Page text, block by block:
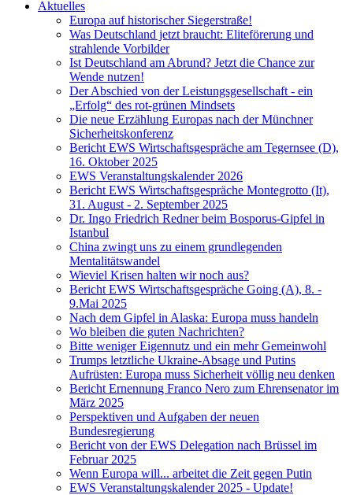
Aktuelles
Europa auf historischer Siegerstraße!
Was Deutschland jetzt braucht: Eliteförerung und
strahlende Vorbilder
Ist Deutschland am Abrund? Jetzt die Chance zur
Wende nutzen!
Der Abschied von der Leistungsgesellschaft - ein
„Erfolg“ des rot-grünen Mindsets
Die neue Erzählung Europas nach der Münchner
Sicherheitskonferenz
Bericht EWS Wirtschaftsgespräche am Tegernsee (D),
16. Oktober 2025
EWS Veranstaltungskalender 2026
Bericht EWS Wirtschaftsgespräche Montegrotto (It),
31. August - 2. September 2025
Dr. Ingo Friedrich Redner beim Bosporus-Gipfel in
Istanbul
China zwingt uns zu einem grundlegenden
Mentalitätswandel
Wieviel Krisen halten wir noch aus?
Bericht EWS Wirtschaftsgespräche Going (A), 8. -
9.Mai 2025
Nach dem Gipfel in Alaska: Europa muss handeln
Wo bleiben die guten Nachrichten?
Bitte weniger Eigennutz und ein mehr Gemeinwohl
Trumps letztliche Ukraine-Absage und Putins
Aufrüsten: Europa muss Sicherheit völlig neu denken
Bericht Ernennung Franco Nero zum Ehrensenator im
März 2025
Perspektiven und Aufgaben der neuen
Bundesregierung
Bericht von der EWS Delegation nach Brüssel im
Februar 2025
Wenn Europa will... arbeitet die Zeit gegen Putin
EWS Veranstaltungskalender 2025 - Update!